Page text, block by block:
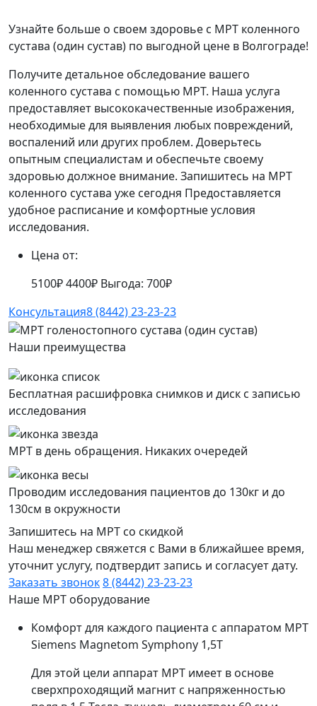
Узнайте больше о своем здоровье с МРТ коленного
сустава (один сустав) по выгодной цене в Волгограде!
Получите детальное обследование вашего
коленного сустава с помощью МРТ. Наша услуга
предоставляет высококачественные изображения,
необходимые для выявления любых повреждений,
воспалений или других проблем. Доверьтесь
опытным специалистам и обеспечьте своему
здоровью должное внимание. Запишитесь на МРТ
коленного сустава уже сегодня Предоставляется
удобное расписание и комфортные условия
исследования.
Цена от:
5100₽4400₽ Выгода: 700₽
Консультация8 (8442) 23-23-23
Наши преимущества
Бесплатная расшифровка снимков и диск с записью
исследования
МРТ в день обращения. Никаких очередей
Проводим исследования пациентов до 130кг и до
130см в окружности
Запишитесь на МРТ со скидкой
Наш менеджер свяжется с Вами в ближайшее время,
уточнит услугу, подтвердит запись и согласует дату.
Заказать звонок8 (8442) 23-23-23
Наше МРТ оборудование
Комфорт для каждого пациента с аппаратом МРТ
Siemens Magnetom Symphony 1,5Т
Для этой цели аппарат МРТ имеет в основе
сверхпроходящий магнит с напряженностью